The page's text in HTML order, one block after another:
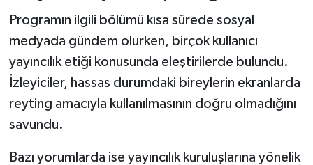
Programın ilgili bölümü kısa sürede sosyal
medyada gündem olurken, birçok kullanıcı
yayıncılık etiği konusunda eleştirilerde bulundu.
İzleyiciler, hassas durumdaki bireylerin ekranlarda
reyting amacıyla kullanılmasının doğru olmadığını
savundu.
Bazı yorumlarda ise yayıncılık kuruluşlarına yönelik